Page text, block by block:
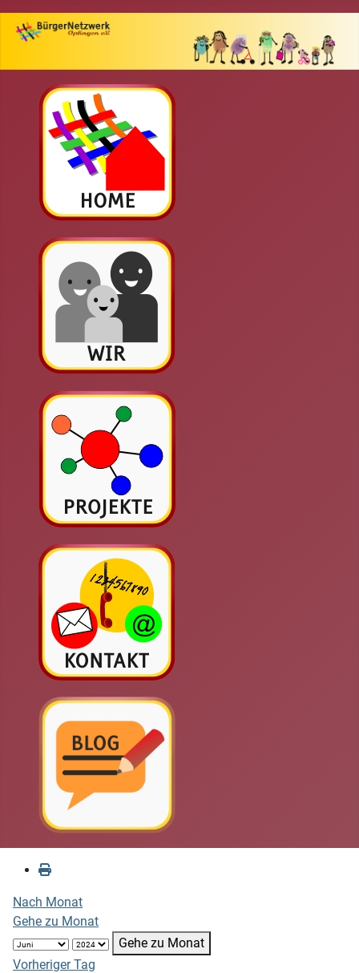
Nach Monat
Gehe zu Monat
Gehe zu Monat
Vorheriger Tag